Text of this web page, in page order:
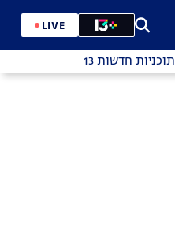
LIVE
תוכניות חדשות 13